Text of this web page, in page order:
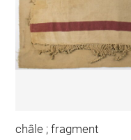
châle ; fragment